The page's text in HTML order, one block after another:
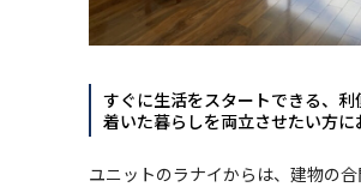
すぐに生活をスタートできる、利
着いた暮らしを両立させたい方に
ユニットのラナイからは、建物の合